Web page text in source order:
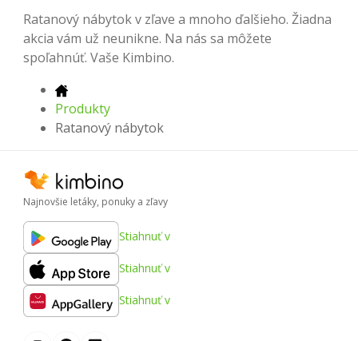
Ratanový nábytok v zľave a mnoho ďalšieho. Žiadna
akcia vám už neunikne. Na nás sa môžete
spoľahnúť. Vaše Kimbino.
Produkty
Ratanový nábytok
Najnovšie letáky, ponuky a zľavy
Stiahnuť v
Stiahnuť v
Stiahnuť v